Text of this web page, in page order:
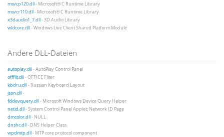
msvcp120.dll- Microsoft® C Runtime Library
msvcr110.dll- Microsoft® C Runtime Library
x3daudio1_7.dll- 3D Audio Library
wldcore.dll- Windows Live Client Shared Platform Module
Andere DLL-Dateien
autoplay.dll- AutoPlay Control Panel
offfilt.dll- OFFICE Filter
kbdru.dll- Russian Keyboard Layout
json.dll-
fddevquery.dll- Microsoft Windows Device Query Helper
netid.dll- System Control Panel Applet; Network ID Page
dmcolor.dll- NULL
dnshc.dll- DNS Helper Class
wpdmtp.dll- MTP core protocol component